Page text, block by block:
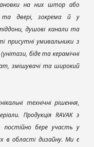
на них штор або
та двері, зокрема й у
душові канали та
умивальники з
біде та керамічні
змішувачі та широкий
технічні рішення,
Продукція RAVAK з
постійно бере участь у
в області дизайну. Ми є